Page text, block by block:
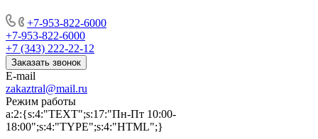
+7-953-822-6000
+7-953-822-6000
+7 (343) 222-22-12
Заказать звонок
E-mail
zakaztral@mail.ru
Режим работы
a:2:{s:4:"TEXT";s:17:"Пн-Пт 10:00-
18:00";s:4:"TYPE";s:4:"HTML";}